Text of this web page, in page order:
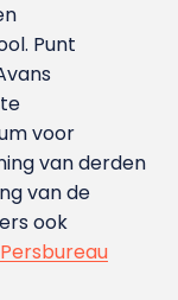
Punt
voor
van derden
van de
ook